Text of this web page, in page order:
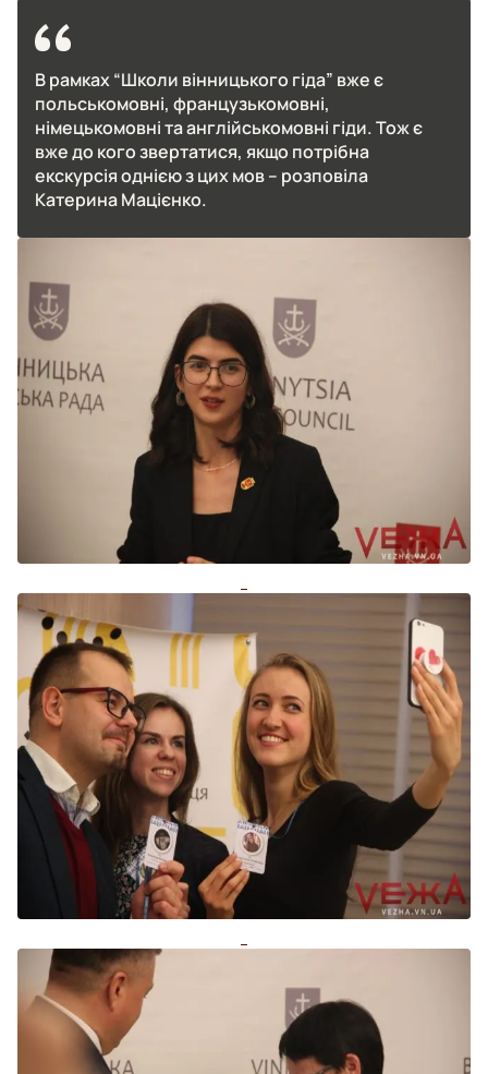
В рамках “Школи вінницького гіда” вже є
польськомовні, французькомовні,
німецькомовні та англійськомовні гіди. Тож є
вже до кого звертатися, якщо потрібна
екскурсія однією з цих мов – розповіла
Катерина Мацієнко.